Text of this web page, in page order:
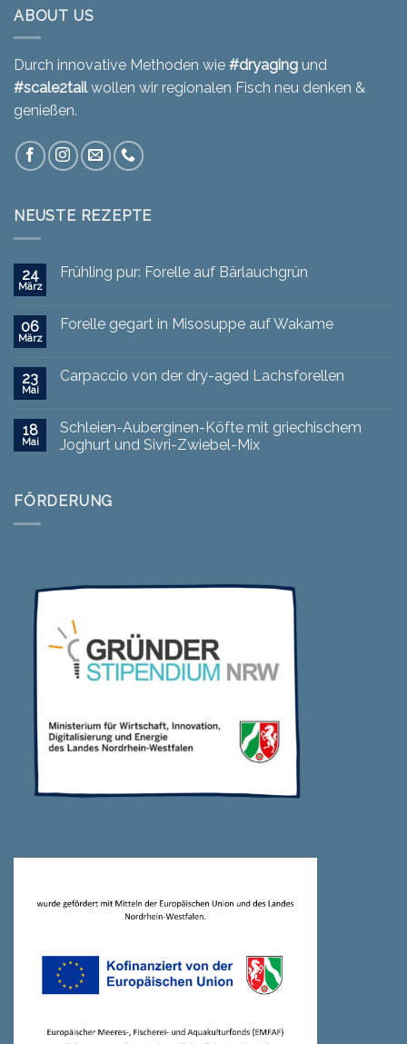
ABOUT US
Durch innovative Methoden wie #dryaging und
#scale2tailwollen wir regionalen Fisch neu denken &
genießen.
NEUSTE REZEPTE
24
März
Frühling pur: Forelle auf Bärlauchgrün
06
März
Forelle gegart in Misosuppe auf Wakame
23
Mai
Carpaccio von der dry-aged Lachsforellen
18
Mai
Schleien-Auberginen-Köfte mit griechischem
Joghurt und Sivri-Zwiebel-Mix
FÖRDERUNG